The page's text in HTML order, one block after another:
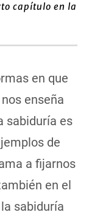
capítulo en la
en que
enseña
sabiduría es
de
a fijarnos
en el
sabiduría